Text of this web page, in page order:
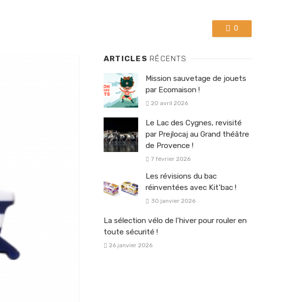
0
ARTICLES RÉCENTS
Mission sauvetage de jouets
par Ecomaison !
20 avril 2026
Le Lac des Cygnes, revisité
par Prejlocaj au Grand théâtre
de Provence !
7 février 2026
Les révisions du bac
réinventées avec Kit’bac !
30 janvier 2026
La sélection vélo de l’hiver pour rouler en
toute sécurité !
26 janvier 2026